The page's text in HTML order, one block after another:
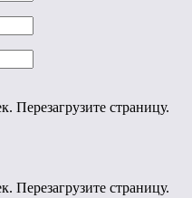
Перезагрузите страницу.
Перезагрузите страницу.